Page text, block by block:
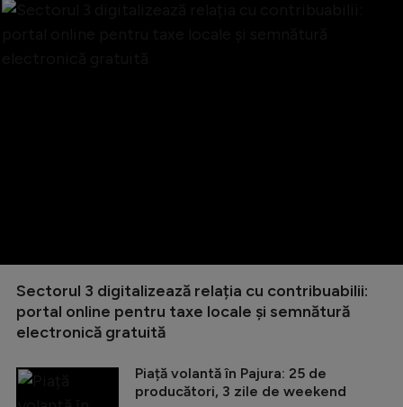
Sectorul 3 digitalizează relația cu contribuabilii:
portal online pentru taxe locale și semnătură
electronică gratuită
Piață volantă în Pajura: 25 de
producători, 3 zile de weekend